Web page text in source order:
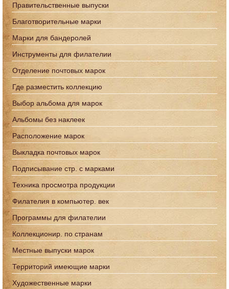
Правительственные выпуски
Благотворительные марки
Марки для бандеролей
Инструменты для филателии
Отделение почтовых марок
Где разместить коллекцию
Выбор альбома для марок
Альбомы без наклеек
Расположение марок
Выкладка почтовых марок
Подписывание стр. с марками
Техника просмотра продукции
Филателия в компьютер. век
Программы для филателии
Коллекционир. по странам
Местные выпуски марок
Территорий имеющие марки
Художественные марки